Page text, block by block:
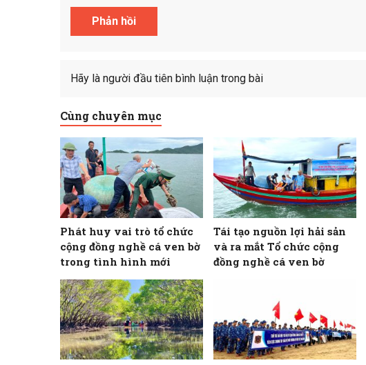
Hãy là người đầu tiên bình luận trong bài
Cùng chuyên mục
Phát huy vai trò tổ chức
cộng đồng nghề cá ven bờ
trong tình hình mới
Tái tạo nguồn lợi hải sản
và ra mắt Tổ chức cộng
đồng nghề cá ven bờ